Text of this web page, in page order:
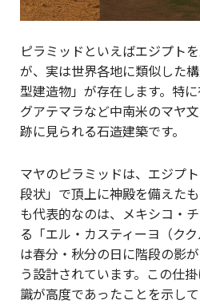
ピラミッドといえばエジプト
が、実は世界各地に類似した
型建造物」が存在します。特
グアテマラなど中南米のマヤ
跡に見られる石造建築です。
マヤのピラミッドは、エジプ
段状」で頂上に神殿を備えた
も代表的なのは、メキシコ・
る「エル・カスティーヨ（ク
は春分・秋分の日に階段の影
う設計されています。この仕
識が高度であったことを示して